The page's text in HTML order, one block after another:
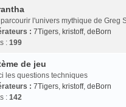
l'univers mythique de Greg
: 7Tigers, kristoff, deBorn
: 199
de jeu
les questions techniques
: 7Tigers, kristoff, deBorn
: 142